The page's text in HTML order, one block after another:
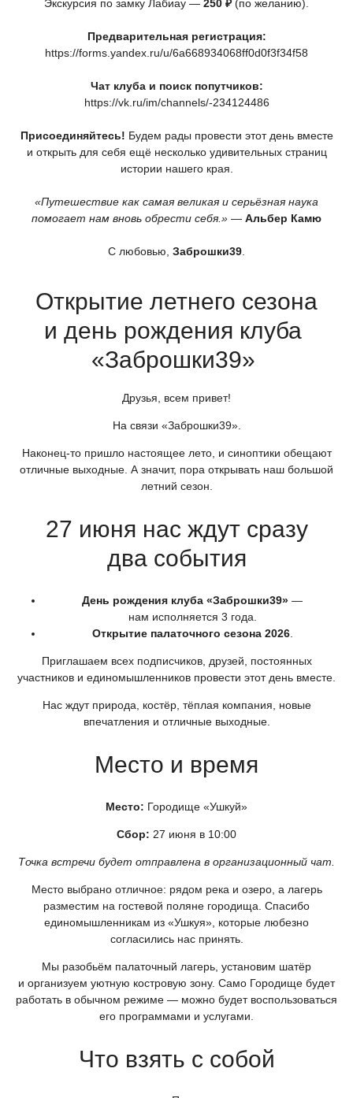
Экскурсия по замку Лабиау — 250 ₽ (по желанию).
Предварительная регистрация:
https://forms.yandex.ru/u/6a668934068ff0d0f3f34f58
Чат клуба и поиск попутчиков:
https://vk.ru/im/channels/-234124486
Присоединяйтесь! Будем рады провести этот день вместе
и открыть для себя ещё несколько удивительных страниц
истории нашего края.
«Путешествие как самая великая и серьёзная наука
помогает нам вновь обрести себя.» — Альбер Камю
С любовью, Заброшки39
Открытие летнего сезона
и день рождения клуба
«Заброшки39»
Друзья, всем привет!
На связи «Заброшки39».
Наконец-то пришло настоящее лето, и синоптики обещают
отличные выходные. А значит, пора открывать наш большой
летний сезон.
27 июня нас ждут сразу
два события
День рождения клуба «Заброшки39» —
нам исполняется 3 года.
Открытие палаточного сезона 2026.
Приглашаем всех подписчиков, друзей, постоянных
участников и единомышленников провести этот день вместе.
Нас ждут природа, костёр, тёплая компания, новые
впечатления и отличные выходные.
Место и время
Место: Городище «Ушкуй»
Сбор: 27 июня в 10:00
Точка встречи будет отправлена в организационный чат.
Место выбрано отличное: рядом река и озеро, а лагерь
разместим на гостевой поляне городища. Спасибо
единомышленникам из «Ушкуя», которые любезно
согласились нас принять.
Мы разобьём палаточный лагерь, установим шатёр
и организуем уютную костровую зону. Само Городище будет
работать в обычном режиме — можно будет воспользоваться
его программами и услугами.
Что взять с собой